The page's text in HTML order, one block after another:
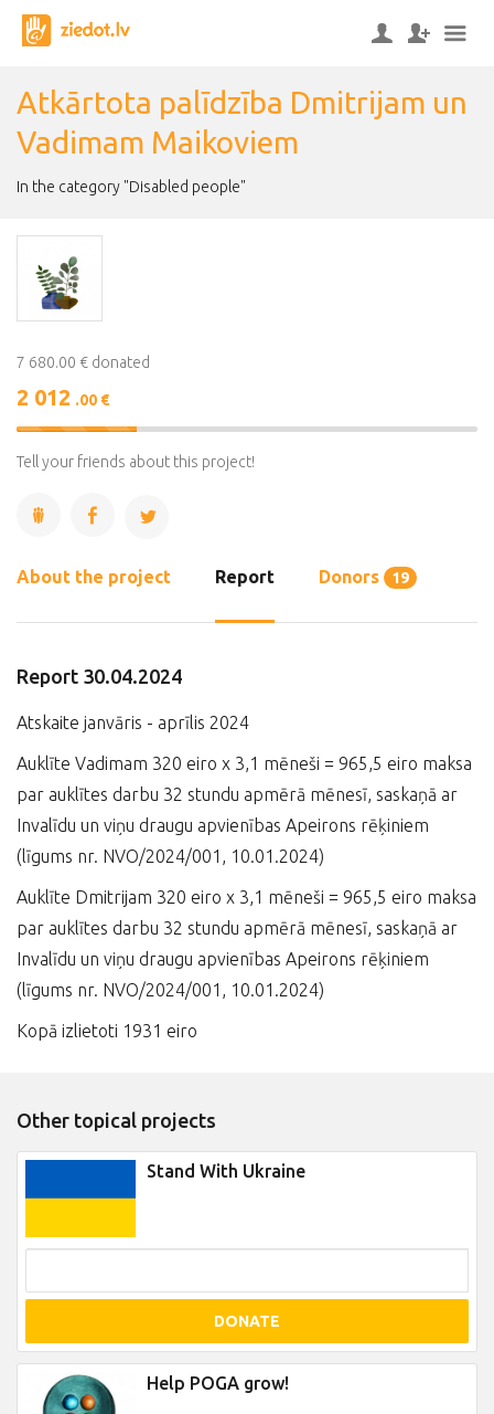
Atkārtota palīdzība Dmitrijam un
Vadimam Maikoviem
In the category "Disabled people"
7 680.00 € donated
2 012 .00 €
26%
Complete
Tell your friends about this project!
About the project Report Donors 19
Report 30.04.2024
Atskaite janvāris - aprīlis 2024
Auklīte Vadimam 320 eiro x 3,1 mēneši = 965,5 eiro maksa
par auklītes darbu 32 stundu apmērā mēnesī, saskaņā ar
Invalīdu un viņu draugu apvienības Apeirons rēķiniem
(līgums nr. NVO/2024/001, 10.01.2024)
Auklīte Dmitrijam 320 eiro x 3,1 mēneši = 965,5 eiro maksa
par auklītes darbu 32 stundu apmērā mēnesī, saskaņā ar
Invalīdu un viņu draugu apvienības Apeirons rēķiniem
(līgums nr. NVO/2024/001, 10.01.2024)
Kopā izlietoti 1931 eiro
Other topical projects
Stand With Ukraine
DONATE
Help POGA grow!